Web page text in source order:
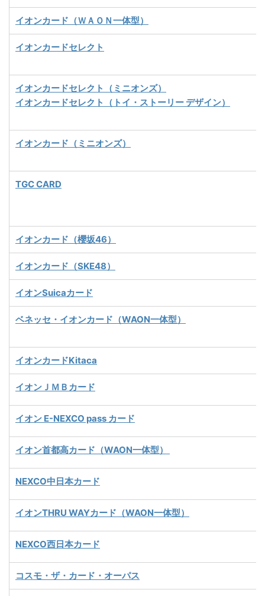
イオンカード（ＷＡＯＮ一体型）
イオンカードセレクト
イオンカードセレクト（ミニオンズ）
イオンカードセレクト（トイ・ストーリー デザイン）
イオンカード（ミニオンズ）
TGC CARD
イオンカード（櫻坂46）
イオンカード（SKE48）
イオンSuicaカード
ベネッセ・イオンカード（WAON一体型）
イオンカードKitaca
イオンＪＭＢカード
イオン E-NEXCO pass カード
イオン首都高カード（WAON一体型）
NEXCO中日本カード
イオンTHRU WAYカード（WAON一体型）
NEXCO西日本カード
コスモ・ザ・カード・オーパス